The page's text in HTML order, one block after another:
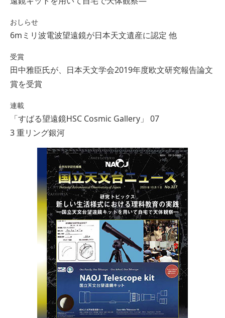
おしらせ
6mミリ波電波望遠鏡が日本天文遺産に認定 他
受賞
田中雅臣氏が、日本天文学会2019年度欧文研究報告論文
賞を受賞
連載
「すばる望遠鏡HSC Cosmic Gallery」 07
3 重リング銀河